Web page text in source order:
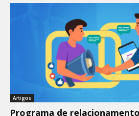
Artigos
Programa de